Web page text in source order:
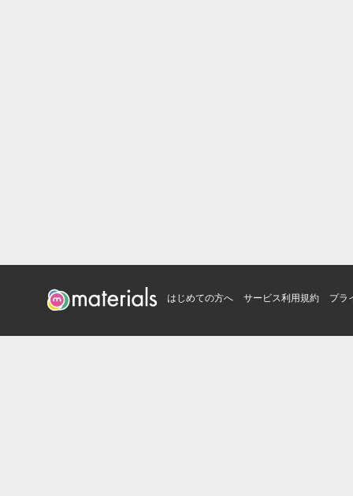
はじめての方へ サービス利用規約 プラ